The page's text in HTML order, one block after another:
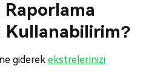
Raporlama
Kullanabilirim?
giderek ekstrelerinizi